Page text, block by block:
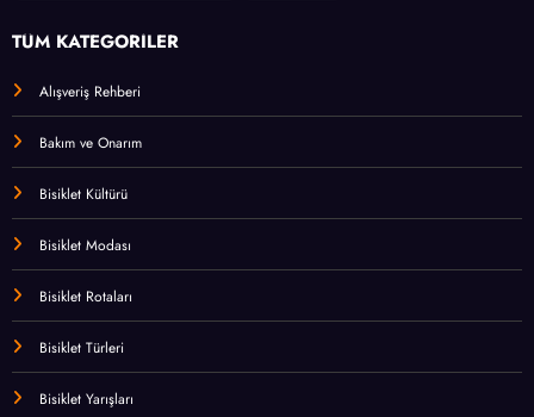
TÜM KATEGORİLER
Alışveriş Rehberi
Bakım ve Onarım
Bisiklet Kültürü
Bisiklet Modası
Bisiklet Rotaları
Bisiklet Türleri
Bisiklet Yarışları